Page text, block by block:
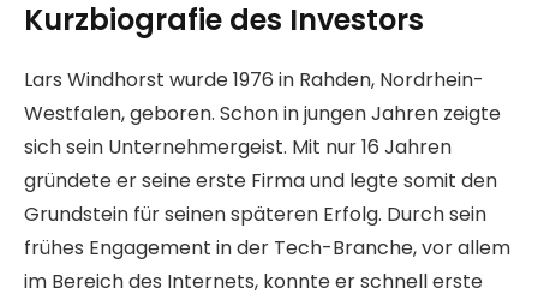
Kurzbiografie des Investors
Lars Windhorst wurde 1976 in Rahden, Nordrhein-
Westfalen, geboren. Schon in jungen Jahren zeigte
sich sein Unternehmergeist. Mit nur 16 Jahren
gründete er seine erste Firma und legte somit den
Grundstein für seinen späteren Erfolg. Durch sein
frühes Engagement in der Tech-Branche, vor allem
im Bereich des Internets, konnte er schnell erste